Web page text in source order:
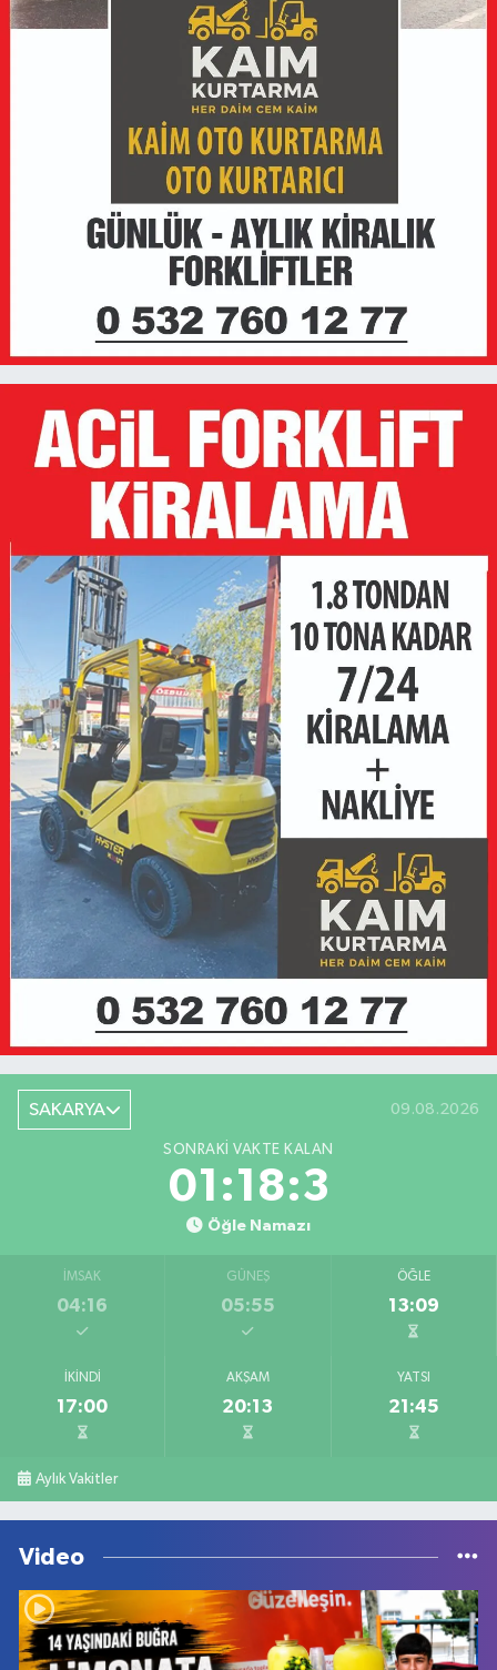
SAKARYA 09.08.2026
SONRAKI VAKTE KALAN
01:18:3
Öğle Namazı
İMSAK
04:16
GÜNEŞ
05:55
ÖĞLE
13:09
İKINDI
17:00
AKŞAM
20:13
YATSI
21:45
Aylık Vakitler
Video